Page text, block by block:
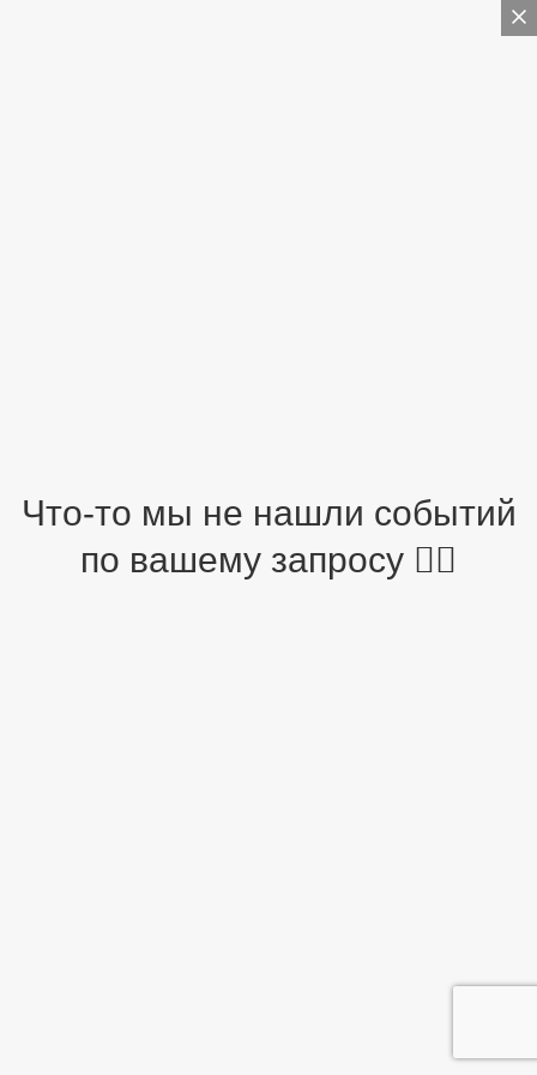
Что-то мы не нашли событий
по вашему запросу 🤷‍♂️